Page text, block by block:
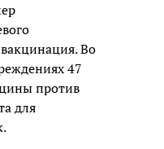
Во
47
против
для